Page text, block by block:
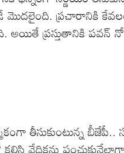
ప్రచారానికి
అయితే ప్రస్తుతానికి పవన్
తీసుకుంటున్న